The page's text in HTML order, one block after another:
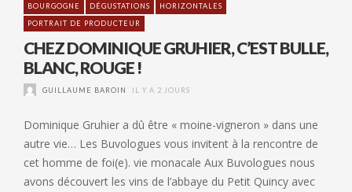
BOURGOGNE DÉGUSTATIONS
HORIZONTALES
PORTRAIT DE PRODUCTEUR
CHEZ DOMINIQUE GRUHIER, C’EST BULLE,
BLANC, ROUGE !
GUILLAUME BAROIN IL Y A 2 JOURS
Dominique Gruhier a dû être « moine-vigneron » dans une
autre vie… Les Buvologues vous invitent à la rencontre de
cet homme de foi(e). vie monacale Aux Buvologues nous
avons découvert les vins de l’abbaye du Petit Quincy avec